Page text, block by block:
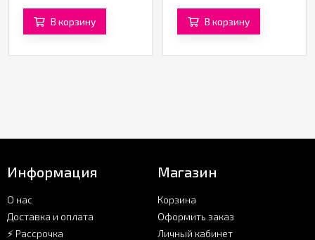
В корзину В корзину
Информация
О нас
Доставка и оплата
⚡ Рассрочка
Магазин
Корзина
Оформить заказ
Личный кабинет